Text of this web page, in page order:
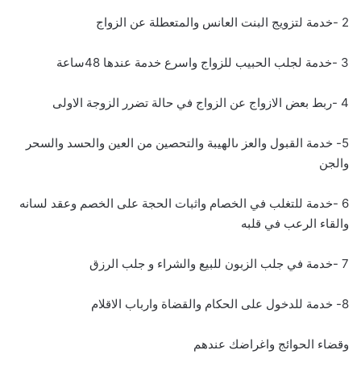
2 -خدمة لتزويج البنت العانس والمتعطلة عن الزواج
3 -خدمة لجلب الحبيب للزواج واسرع خدمة عندها 48ساعة
4 -ربط بعض الازواج عن الزواج في حالة تضرر الزوجة الاولى
5- خدمة القبول والعز ىالهيبة والتحصين من العين والحسد والسحر
والجن
6 -خدمة للتغلب في الخصام واثبات الحجة على الخصم وعقد لسانه
والقاء الرعب في قلبه
7 -خدمة في جلب الزبون للبيع والشراء و جلب الرزق
8- خدمة للدخول على الحكام والقضاة وارباب الاقلام
وقضاء الحوائج واغراضك عندهم